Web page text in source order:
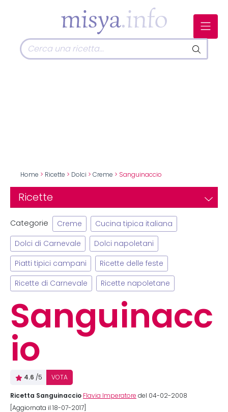
Home > Ricette > Dolci > Creme > Sanguinaccio
Ricette
Categorie Creme Cucina tipica italiana
Dolci di Carnevale Dolci napoletani
Piatti tipici campani Ricette delle feste
Ricette di Carnevale Ricette napoletane
Sanguinacc
io
4.6 /5 VOTA
Ricetta Sanguinaccio Flavia Imperatore del 04-02-2008
[Aggiornata il 18-07-2017]